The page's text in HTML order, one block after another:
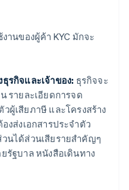
านของผู้ค้า KYC มักจะ
รกิจและเจ้าของ: ธุรกิจจะ
รายละเอียดการจด
ผู้เสียภาษี และโครงสร้าง
งส่งเอกสารประจำตัว
นได้ส่วนเสียรายสำคัญๆ
รัฐบาล หนังสือเดินทาง